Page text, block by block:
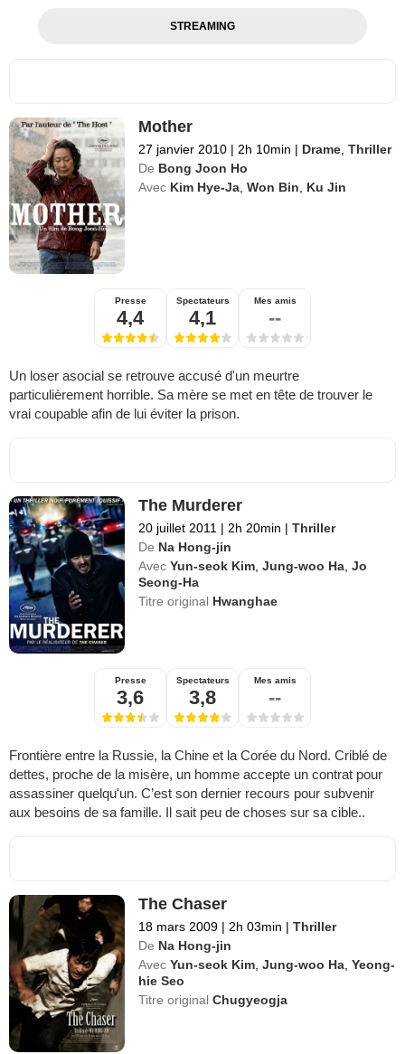
STREAMING
Mother
27 janvier 2010 | 2h 10min | Drame ,Thriller
De Bong Joon Ho
Avec Kim Hye-Ja ,Won Bin Ku Jin
Presse
4,4
Spectateurs
4,1
Mes amis
--
Un loser asocial se retrouve accusé d'un meurtre
particulièrement horrible. Sa mère se met en tête de trouver le
vrai coupable afin de lui éviter la prison.
The Murderer
20 juillet 2011 | 2h 20min | Thriller
De Na Hong-jin
Avec Yun-seok Kim,Jung-woo Ha,Jo
Seong-Ha
Titre original Hwanghae
Presse
3,6
Spectateurs
3,8
Mes amis
--
Frontière entre la Russie, la Chine et la Corée du Nord. Criblé de
dettes, proche de la misère, un homme accepte un contrat pour
assassiner quelqu'un. C’est son dernier recours pour subvenir
aux besoins de sa famille. Il sait peu de choses sur sa cible..
The Chaser
18 mars 2009 | 2h 03min | Thriller
De Na Hong-jin
Avec Yun-seok Kim,Jung-woo Ha,Yeong-
hie Seo
Titre originalChugyeogja